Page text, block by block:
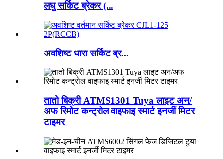
लघु सर्किट ब्रेकर (...
अवशिष्ट धारा सर्किट ब्र...
तातो बिक्री ATMS1301 Tuya लाइट अन/
अफ रिमोट कन्ट्रोल वाइफाइ स्मार्ट इनर्जी मिटर
टाइमर